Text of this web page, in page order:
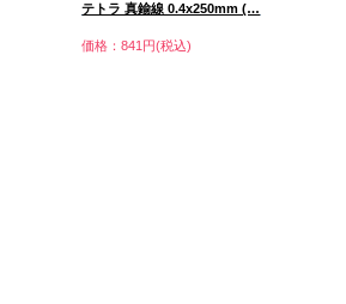
テトラ 真鍮線 0.4x250mm (…
価格：841円(税込)